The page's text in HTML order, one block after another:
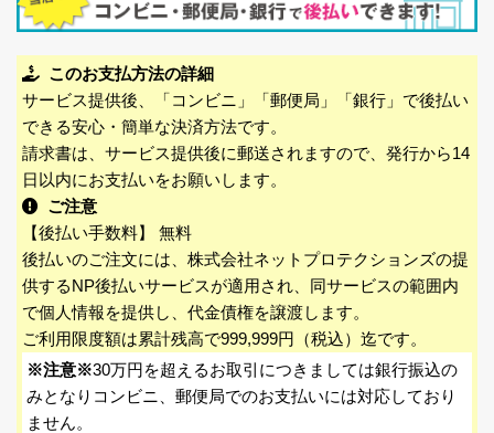
このお支払方法の詳細
サービス提供後、「コンビニ」「郵便局」「銀行」で後払い
できる安心・簡単な決済方法です。
請求書は、サービス提供後に郵送されますので、発行から14
日以内にお支払いをお願いします。
ご注意
【後払い手数料】 無料
後払いのご注文には、株式会社ネットプロテクションズの提
供するNP後払いサービスが適用され、同サービスの範囲内
で個人情報を提供し、代金債権を譲渡します。
ご利用限度額は累計残高で999,999円（税込）迄です。
※注意※30万円を超えるお取引につきましては銀行振込の
みとなりコンビニ、郵便局でのお支払いには対応しており
ません。